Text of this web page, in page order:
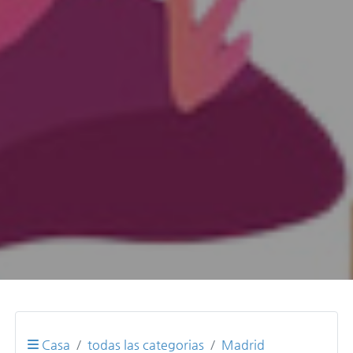
Casa todas las categorias
Madrid